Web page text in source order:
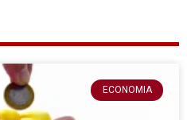
ECONOMIA